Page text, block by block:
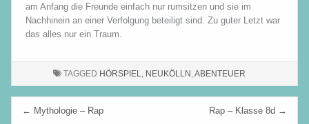
am Anfang die Freunde einfach nur rumsitzen und sie im
Nachhinein an einer Verfolgung beteiligt sind. Zu guter Letzt war
das alles nur ein Traum.
TAGGED HÖRSPIEL, NEUKÖLLN,ABENTEUER
Beitragsnavigation Rap – Klasse 8d →
← Mythologie – Rap